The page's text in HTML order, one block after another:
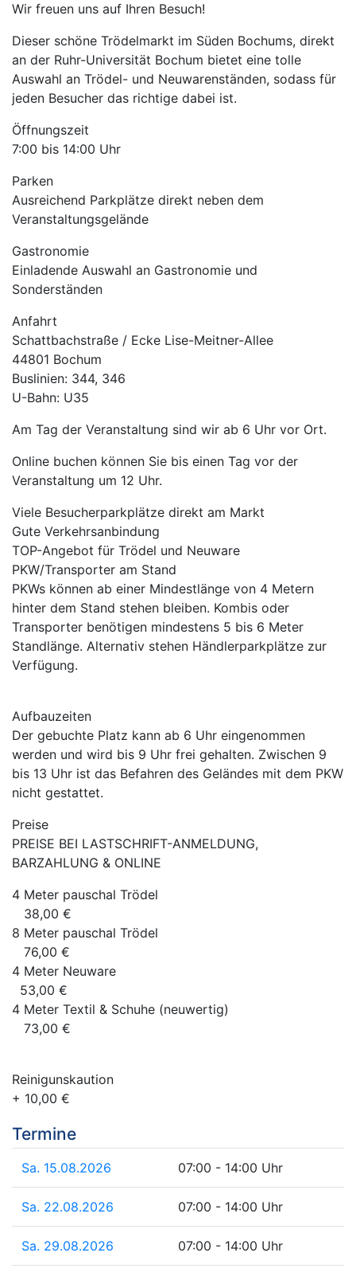
Wir freuen uns auf Ihren Besuch!
Dieser schöne Trödelmarkt im Süden Bochums, direkt
an der Ruhr-Universität Bochum bietet eine tolle
Auswahl an Trödel- und Neuwarenständen, sodass für
jeden Besucher das richtige dabei ist.
Öffnungszeit
7:00 bis 14:00 Uhr
Parken
Ausreichend Parkplätze direkt neben dem
Veranstaltungsgelände
Gastronomie
Einladende Auswahl an Gastronomie und
Sonderständen
Anfahrt
Schattbachstraße / Ecke Lise-Meitner-Allee
44801 Bochum
Buslinien: 344, 346
U-Bahn: U35
Am Tag der Veranstaltung sind wir ab 6 Uhr vor Ort.
Online buchen können Sie bis einen Tag vor der
Veranstaltung um 12 Uhr.
Viele Besucherparkplätze direkt am Markt
Gute Verkehrsanbindung
TOP-Angebot für Trödel und Neuware
PKW/Transporter am Stand
PKWs können ab einer Mindestlänge von 4 Metern
hinter dem Stand stehen bleiben. Kombis oder
Transporter benötigen mindestens 5 bis 6 Meter
Standlänge. Alternativ stehen Händlerparkplätze zur
Verfügung.
Aufbauzeiten
Der gebuchte Platz kann ab 6 Uhr eingenommen
werden und wird bis 9 Uhr frei gehalten. Zwischen 9
bis 13 Uhr ist das Befahren des Geländes mit dem PKW
nicht gestattet.
Preise
PREISE BEI LASTSCHRIFT-ANMELDUNG,
BARZAHLUNG & ONLINE
4 Meter pauschal Trödel
38,00 €
8 Meter pauschal Trödel
76,00 €
4 Meter Neuware
53,00 €
4 Meter Textil & Schuhe (neuwertig)
73,00 €
Reinigunskaution
+ 10,00 €
Termine
Sa. 15.08.2026 07:00 - 14:00 Uhr
Sa. 22.08.2026 07:00 - 14:00 Uhr
Sa. 29.08.2026 07:00 - 14:00 Uhr